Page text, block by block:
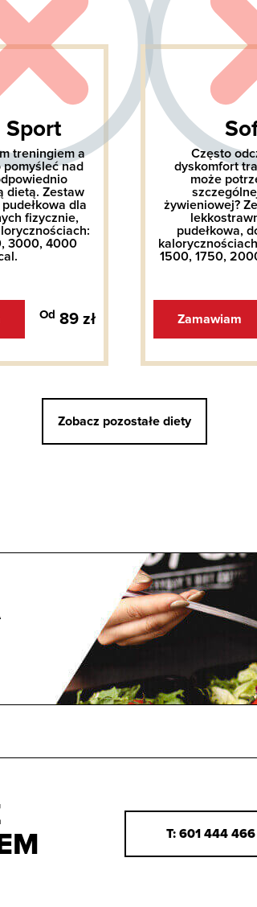
Sport
treningiem a
nad
dietą. Zestaw
dla
fizycznie,
3000, 4000
Od 89 zł
Często
dyskomfort
może
żywieniowej?
pudełkowa,
1500, 1750,
Zamawiam
Zobacz pozostałe diety
T: 601 444 466